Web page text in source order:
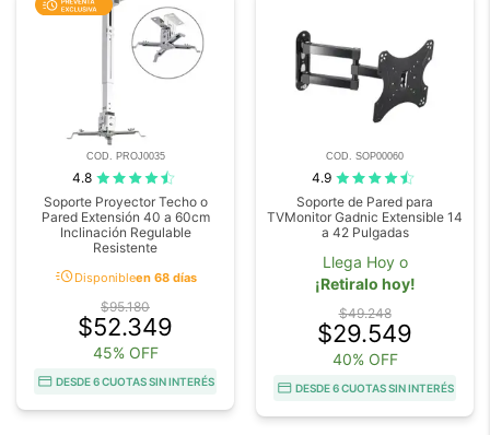
COD. PROJ0035
4.8
Soporte Proyector Techo o
Pared Extensión 40 a 60cm
Inclinación Regulable
Resistente
acuteDisponibleen 68 días
$95.180
$52.349
45% OFF
DESDE 6 CUOTAS SIN INTERÉS
COD. SOP00060
4.9
Soporte de Pared para
TVMonitor Gadnic Extensible 14
a 42 Pulgadas
Llega Hoy o
¡Retiralo hoy!
$49.248
$29.549
40% OFF
DESDE 6 CUOTAS SIN INTERÉS